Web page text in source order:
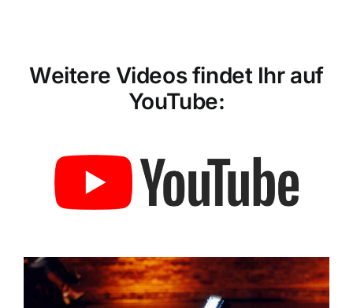
Weitere Videos findet Ihr auf
YouTube: